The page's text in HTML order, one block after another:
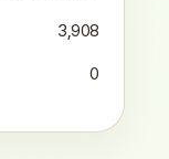
3,908
0